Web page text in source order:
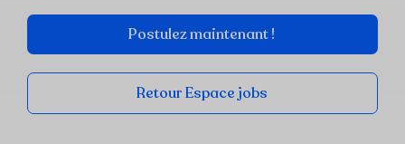
Postulez maintenant !
Retour Espace jobs